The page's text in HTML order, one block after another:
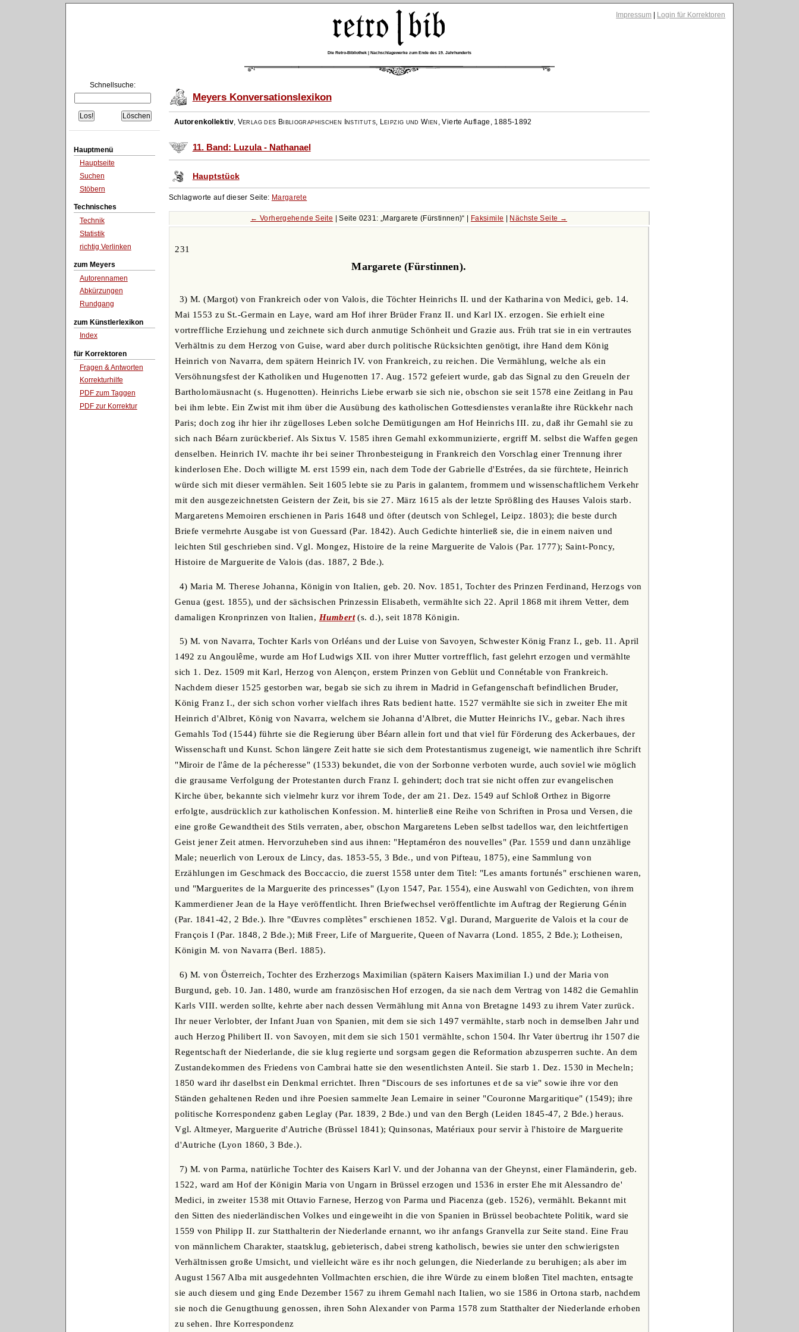
Impressum Login für Korrektoren
Die Retro-Bibliothek | Nachschlagewerke zum Ende des 19. Jahrhunderts
Schnellsuche:
Hauptmenü
Hauptseite
Suchen
Stöbern
Technisches
Technik
Statistik
richtig Verlinken
zum Meyers
Autorennamen
Abkürzungen
Rundgang
zum Künstlerlexikon
Index
für Korrektoren
Fragen & Antworten
Korrekturhilfe
PDF zum Taggen
PDF zur Korrektur
Meyers Konversationslexikon
Autorenkollektiv, Verlag des Bibliographischen Instituts, Leipzig und Wien ,Vierte Auflage, 1885-1892
11. Band: Luzula - Nathanael
Hauptstück
Schlagworte auf dieser Seite: Margarete
← Vorhergehende Seite | Seite 0231: Margarete (Fürstinnen) Faksimile Nächste Seite →
231
Margarete (Fürstinnen).
3) M. (Margot) von Frankreich oder von Valois, die Töchter Heinrichs II. und der Katharina von Medici, geb. 14.
Mai 1553 zu St.-Germain en Laye, ward am Hof ihrer Brüder Franz II. und Karl IX. erzogen. Sie erhielt eine
vortreffliche Erziehung und zeichnete sich durch anmutige Schönheit und Grazie aus. Früh trat sie in ein vertrautes
Verhältnis zu dem Herzog von Guise, ward aber durch politische Rücksichten genötigt, ihre Hand dem König
Heinrich von Navarra, dem spätern Heinrich IV. von Frankreich, zu reichen. Die Vermählung, welche als ein
Versöhnungsfest der Katholiken und Hugenotten 17. Aug. 1572 gefeiert wurde, gab das Signal zu den Greueln der
Bartholomäusnacht (s. Hugenotten). Heinrichs Liebe erwarb sie sich nie, obschon sie seit 1578 eine Zeitlang in Pau
bei ihm lebte. Ein Zwist mit ihm über die Ausübung des katholischen Gottesdienstes veranlaßte ihre Rückkehr nach
Paris; doch zog ihr hier ihr zügelloses Leben solche Demütigungen am Hof Heinrichs III. zu, daß ihr Gemahl sie zu
sich nach Béarn zurückberief. Als Sixtus V. 1585 ihren Gemahl exkommunizierte, ergriff M. selbst die Waffen gegen
denselben. Heinrich IV. machte ihr bei seiner Thronbesteigung in Frankreich den Vorschlag einer Trennung ihrer
kinderlosen Ehe. Doch willigte M. erst 1599 ein, nach dem Tode der Gabrielle d'Estrées, da sie fürchtete, Heinrich
würde sich mit dieser vermählen. Seit 1605 lebte sie zu Paris in galantem, frommem und wissenschaftlichem Verkehr
mit den ausgezeichnetsten Geistern der Zeit, bis sie 27. März 1615 als der letzte Sprößling des Hauses Valois starb.
Margaretens Memoiren erschienen in Paris 1648 und öfter (deutsch von Schlegel, Leipz. 1803); die beste durch
Briefe vermehrte Ausgabe ist von Guessard (Par. 1842). Auch Gedichte hinterließ sie, die in einem naiven und
leichten Stil geschrieben sind. Vgl. Mongez, Histoire de la reine Marguerite de Valois (Par. 1777); Saint-Poncy,
Histoire de Marguerite de Valois (das. 1887, 2 Bde.).
4) Maria M. Therese Johanna, Königin von Italien, geb. 20. Nov. 1851, Tochter des Prinzen Ferdinand, Herzogs von
Genua (gest. 1855), und der sächsischen Prinzessin Elisabeth, vermählte sich 22. April 1868 mit ihrem Vetter, dem
damaligen Kronprinzen von Italien, Humbert(s. d.), seit 1878 Königin.
5) M. von Navarra, Tochter Karls von Orléans und der Luise von Savoyen, Schwester König Franz I., geb. 11. April
1492 zu Angoulême, wurde am Hof Ludwigs XII. von ihrer Mutter vortrefflich, fast gelehrt erzogen und vermählte
sich 1. Dez. 1509 mit Karl, Herzog von Alençon, erstem Prinzen von Geblüt und Connétable von Frankreich.
Nachdem dieser 1525 gestorben war, begab sie sich zu ihrem in Madrid in Gefangenschaft befindlichen Bruder,
König Franz I., der sich schon vorher vielfach ihres Rats bedient hatte. 1527 vermählte sie sich in zweiter Ehe mit
Heinrich d'Albret, König von Navarra, welchem sie Johanna d'Albret, die Mutter Heinrichs IV., gebar. Nach ihres
Gemahls Tod (1544) führte sie die Regierung über Béarn allein fort und that viel für Förderung des Ackerbaues, der
Wissenschaft und Kunst. Schon längere Zeit hatte sie sich dem Protestantismus zugeneigt, wie namentlich ihre Schrift
"Miroir de l'âme de la pécheresse" (1533) bekundet, die von der Sorbonne verboten wurde, auch soviel wie möglich
die grausame Verfolgung der Protestanten durch Franz I. gehindert; doch trat sie nicht offen zur evangelischen
Kirche über, bekannte sich vielmehr kurz vor ihrem Tode, der am 21. Dez. 1549 auf Schloß Orthez in Bigorre
erfolgte, ausdrücklich zur katholischen Konfession. M. hinterließ eine Reihe von Schriften in Prosa und Versen, die
eine große Gewandtheit des Stils verraten, aber, obschon Margaretens Leben selbst tadellos war, den leichtfertigen
Geist jener Zeit atmen. Hervorzuheben sind aus ihnen: "Heptaméron des nouvelles" (Par. 1559 und dann unzählige
Male; neuerlich von Leroux de Lincy, das. 1853-55, 3 Bde., und von Pifteau, 1875), eine Sammlung von
Erzählungen im Geschmack des Boccaccio, die zuerst 1558 unter dem Titel: "Les amants fortunés" erschienen waren,
und "Marguerites de la Marguerite des princesses" (Lyon 1547, Par. 1554), eine Auswahl von Gedichten, von ihrem
Kammerdiener Jean de la Haye veröffentlicht. Ihren Briefwechsel veröffentlichte im Auftrag der Regierung Génin
(Par. 1841-42, 2 Bde.). Ihre "Œuvres complètes" erschienen 1852. Vgl. Durand, Marguerite de Valois et la cour de
François I (Par. 1848, 2 Bde.); Miß Freer, Life of Marguerite, Queen of Navarra (Lond. 1855, 2 Bde.); Lotheisen,
Königin M. von Navarra (Berl. 1885).
6) M. von Österreich, Tochter des Erzherzogs Maximilian (spätern Kaisers Maximilian I.) und der Maria von
Burgund, geb. 10. Jan. 1480, wurde am französischen Hof erzogen, da sie nach dem Vertrag von 1482 die Gemahlin
Karls VIII. werden sollte, kehrte aber nach dessen Vermählung mit Anna von Bretagne 1493 zu ihrem Vater zurück.
Ihr neuer Verlobter, der Infant Juan von Spanien, mit dem sie sich 1497 vermählte, starb noch in demselben Jahr und
auch Herzog Philibert II. von Savoyen, mit dem sie sich 1501 vermählte, schon 1504. Ihr Vater übertrug ihr 1507 die
Regentschaft der Niederlande, die sie klug regierte und sorgsam gegen die Reformation abzusperren suchte. An dem
Zustandekommen des Friedens von Cambrai hatte sie den wesentlichsten Anteil. Sie starb 1. Dez. 1530 in Mecheln;
1850 ward ihr daselbst ein Denkmal errichtet. Ihren "Discours de ses infortunes et de sa vie" sowie ihre vor den
Ständen gehaltenen Reden und ihre Poesien sammelte Jean Lemaire in seiner "Couronne Margaritique" (1549); ihre
politische Korrespondenz gaben Leglay (Par. 1839, 2 Bde.) und van den Bergh (Leiden 1845-47, 2 Bde.) heraus.
Vgl. Altmeyer, Marguerite d'Autriche (Brüssel 1841); Quinsonas, Matériaux pour servir à l'histoire de Marguerite
d'Autriche (Lyon 1860, 3 Bde.).
7) M. von Parma, natürliche Tochter des Kaisers Karl V. und der Johanna van der Gheynst, einer Flamänderin, geb.
1522, ward am Hof der Königin Maria von Ungarn in Brüssel erzogen und 1536 in erster Ehe mit Alessandro de'
Medici, in zweiter 1538 mit Ottavio Farnese, Herzog von Parma und Piacenza (geb. 1526), vermählt. Bekannt mit
den Sitten des niederländischen Volkes und eingeweiht in die von Spanien in Brüssel beobachtete Politik, ward sie
1559 von Philipp II. zur Statthalterin der Niederlande ernannt, wo ihr anfangs Granvella zur Seite stand. Eine Frau
von männlichem Charakter, staatsklug, gebieterisch, dabei streng katholisch, bewies sie unter den schwierigsten
Verhältnissen große Umsicht, und vielleicht wäre es ihr noch gelungen, die Niederlande zu beruhigen; als aber im
August 1567 Alba mit ausgedehnten Vollmachten erschien, die ihre Würde zu einem bloßen Titel machten, entsagte
sie auch diesem und ging Ende Dezember 1567 zu ihrem Gemahl nach Italien, wo sie 1586 in Ortona starb, nachdem
sie noch die Genugthuung genossen, ihren Sohn Alexander von Parma 1578 zum Statthalter der Niederlande erhoben
zu sehen. Ihre Korrespondenz